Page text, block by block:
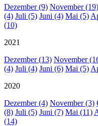
Dezember (9) November (19)
(4) Juli (5) Juni (4) Mai (5)
(10)
2021
Dezember (13) November
(4) Juli (4) Juni (6) Mai (5)
2020
Dezember (4) November (3)
(8) Juli (5) Juni (7) Mai (11)
(14)